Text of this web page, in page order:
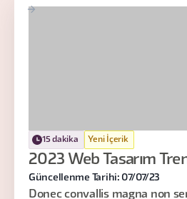
15 dakika Yeni İçerik
2023 Web Tasarım
Güncellenme Tarihi: 07/07/23
Donec convallis magna non